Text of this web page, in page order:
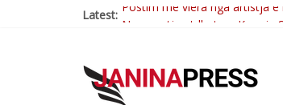
Latest: Nga poetja atdhetare Kumrie
Çlirimtari Mentor Mushkolaj
Postim me vlera nga artistja e